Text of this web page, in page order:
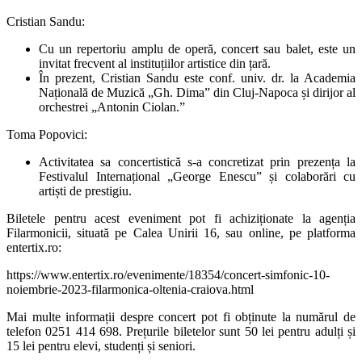
Cristian Sandu:
Cu un repertoriu amplu de operă, concert sau balet, este un
invitat frecvent al instituțiilor artistice din țară.
În prezent, Cristian Sandu este conf. univ. dr. la Academia
Națională de Muzică „Gh. Dima” din Cluj-Napoca și dirijor al
orchestrei „Antonin Ciolan.”
Toma Popovici:
Activitatea sa concertistică s-a concretizat prin prezența la
Festivalul Internațional „George Enescu” și colaborări cu
artiști de prestigiu.
Biletele pentru acest eveniment pot fi achiziționate la agenția
Filarmonicii, situată pe Calea Unirii 16, sau online, pe platforma
entertix.ro:
https://www.entertix.ro/evenimente/18354/concert-simfonic-10-
noiembrie-2023-filarmonica-oltenia-craiova.html
Mai multe informații despre concert pot fi obținute la numărul de
telefon 0251 414 698. Prețurile biletelor sunt 50 lei pentru adulți și
15 lei pentru elevi, studenți și seniori.